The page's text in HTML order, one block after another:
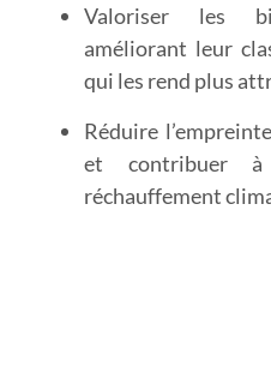
Valoriser les
améliorant leur
qui les rend plus
Réduire
et contribuer
réchauffement